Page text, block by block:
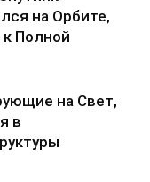
на Орбите,
к Полной
на Свет,
в